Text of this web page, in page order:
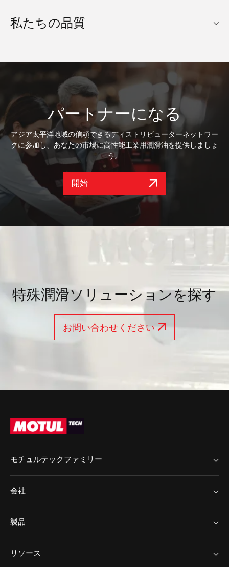
責任を統合することで持続
可能な進歩を推進
私たちは専門の化学者として、天然と合成の原材料を混
合し、産業のエンドユーザーの特定のニーズに対応する
高性能な潤滑剤を作り出します。それは、私たちの地球
とコミュニティの健康を優先しながら行います。
有害ラベルがない、信頼性の高い再生可能な製品を作
成することでMOTULGREEN TECH™ 製品を開発す
組織内での継続的な改善と共有価値を促進することに
より、従業員を強化する。
製品のパフォーマンスを最大化し、その全生涯にわた
る責任ある管理を保証するためのベストプラクティス
目指しています
ユーザーに包括的な知識と最善の方法を提供し、潤滑剤の使
用を最適化することで力を与えます。
革新と持続可能性
R&DはMotulTechの価値チェーンの中心に位置し、地域産業
に合わせた最先端のソリューションを確保しています。
高度なラボソリューション
MotulTechのベトナム研究所は、アジア太平洋地域の自動車産
業と工業部門の要求を満たすために、先進的な潤滑ソリュー
ションを開発しています。
エコ意識的な製品デザイン
エステルベースオイルのような再生可能な植物由来素材を優
先し、パッケージにはリサイクル可能な素材またはリサイク
ル素材を使用する。
地域環境へのコミットメント
私たちの品質
モチュルテックの品質管理
モトゥルでは、品質が全ての中心にあり、モトゥルテッ
クは自動車および産業用潤滑油の基準を設定することに
専念しています。それは、世界の産業の進化する要求を
満たす高性能な解決策を提供します。
モトゥール製品は、業界標準を超える設計がされており、最適な
性能、耐久性、効率を保証します。私たちは、ISO 9001やIATF
16949など、世界的に認知された認証に準拠して、最高レベルの
信頼性と一貫性を保証します。
人々を最優先に考える哲学は、専門家、パートナー、顧客が最先
端の研究、プレミアム製品、シームレスなサービスから利益を得
高い要求を持つ産業エンドユーザーのパートナーであるモトゥー
ルテックは、市場に高品質な製品とサービスを提供することに全
力を注ぎ、従業員のエンパワーメントと技術研修を最優先のサプ
品質認証
ISO 9001
品質マネジメントシステムのための標準
モチュールS.A.
モチュール - ビルーブ
ISO 14001
環境マネジメントシステムのための標準
Baraldi S.r.l.
IATF 16949
パートナーになる
アジア太平洋地域の信頼できるディストリビューターネットワー
クに参加し、あなたの市場に高性能工業用潤滑油を提供しましょ
う。
開始
特殊潤滑ソリューションを探す
お問い合わせください
モチュルテックファミリー
Chem Arrow
会社
製品
リソース